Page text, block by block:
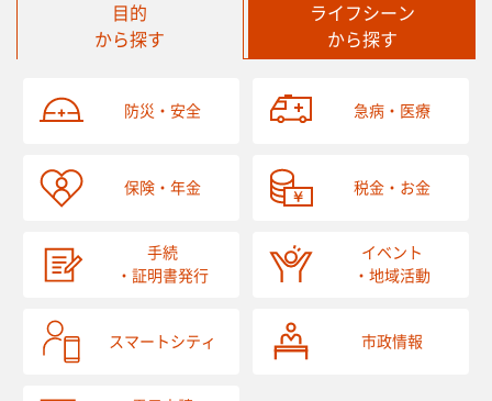
目的
から探す
ライフシーン
から探す
防災・安全 急病・医療
保険・年金 税金・お金
手続
・証明書発行
イベント
・地域活動
スマートシティ 市政情報